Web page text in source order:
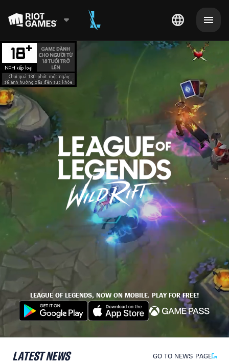
LEAGUE OF LEGENDS, NOW ON MOBILE. PLAY FOR FREE!
LATEST NEWS GO TO NEWS PAGE